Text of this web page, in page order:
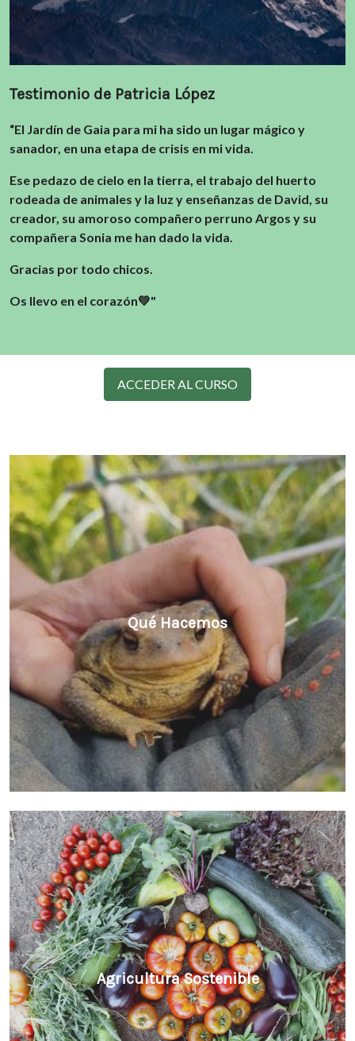
Testimonio de Patricia López
“El Jardín de Gaia para mi ha sido un lugar mágico y
sanador, en una etapa de crisis en mi vida.
Ese pedazo de cielo en la tierra, el trabajo del huerto
rodeada de animales y la luz y enseñanzas de David, su
creador, su amoroso compañero perruno Argos y su
compañera Sonia me han dado la vida.
Gracias por todo chicos.
Os llevo en el corazón💚"
ACCEDER AL CURSO
Qué Hacemos
Agricultura Sostenible